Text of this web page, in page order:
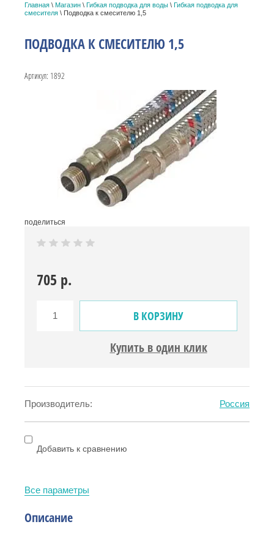
Главная \ Магазин \ Гибкая подводка для воды \ Гибкая подводка для
смесителя \ Подводка к смесителю 1,5
ПОДВОДКА К СМЕСИТЕЛЮ 1,5
Артикул: 1892
поделиться
705 р.
В КОРЗИНУ
Купить в один клик
Производитель: Россия
Добавить к сравнению
Все параметры
Описание